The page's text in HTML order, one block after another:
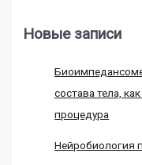
Новые записи
состава тела,
процедура
Нейробиология